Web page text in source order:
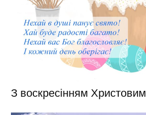
З воскресінням Христовим